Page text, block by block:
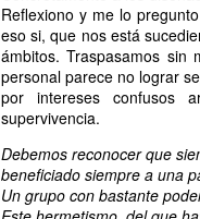
Reflexiono y me lo
eso si, que nos está
ámbitos. Traspasamos sin
personal parece no lograr
por intereses confusos
supervivencia.
Debemos reconocer que
beneficiado siempre a una
Un grupo con bastante